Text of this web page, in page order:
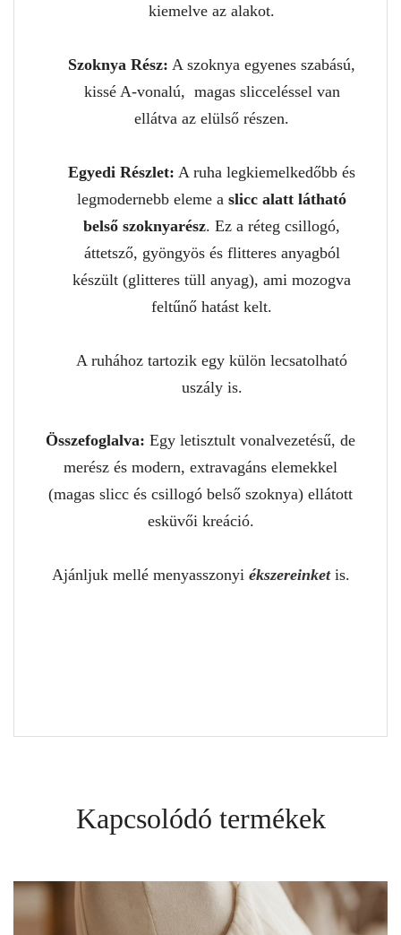
kiemelve az alakot.
Szoknya Rész: A szoknya egyenes szabású,
kissé A-vonalú, magas slicceléssel van
ellátva az elülső részen.
Egyedi Részlet: A ruha legkiemelkedőbb és
legmodernebb eleme a slicc alatt látható
belső szoknyarész. Ez a réteg csillogó,
áttetsző, gyöngyös és flitteres anyagból
készült (glitteres tüll anyag), ami mozogva
feltűnő hatást kelt.
A ruhához tartozik egy külön lecsatolható
uszály is.
Összefoglalva: Egy letisztult vonalvezetésű, de
merész és modern, extravagáns elemekkel
(magas slicc és csillogó belső szoknya) ellátott
esküvői kreáció.
Ajánljuk mellé menyasszonyi ékszereinket is.
Kapcsolódó termékek